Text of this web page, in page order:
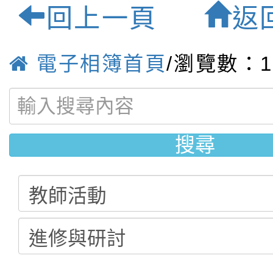
質雙語小學
回上一頁 返
電子相簿首頁/瀏覽數：
搜尋